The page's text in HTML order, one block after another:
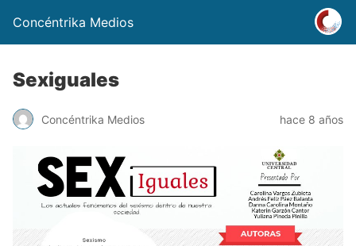
Concéntrika Medios
Sexiguales
Concéntrika Medios hace 8 años